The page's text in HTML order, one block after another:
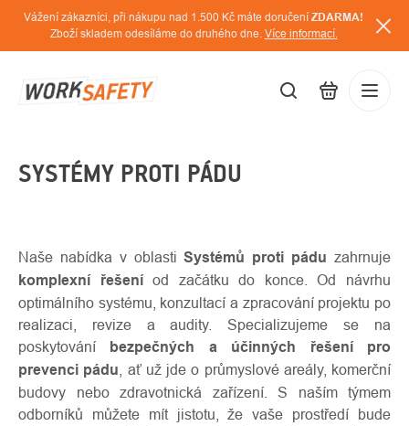
Přejít
obsah
Vážení zákazníci, při nákupu nad 1.500 Kč máte doručení ZDARMA!
Zboží skladem odesíláme do druhého dne. Více informací.
SYSTÉMY PROTI PÁDU
Naše nabídka v oblastiSystémů proti pádu zahrnuje
komplexní řešeníod začátku do konce. Od návrhu
optimálního systému, konzultací a zpracování projektu po
realizaci, revize a audity. Specializujeme se na
poskytování bezpečných a účinných řešení pro
prevenci pádu , ať už jde o průmyslové areály, komerční
budovy nebo zdravotnická zařízení. S naším týmem
odborníků můžete mít jistotu, že vaše prostředí bude